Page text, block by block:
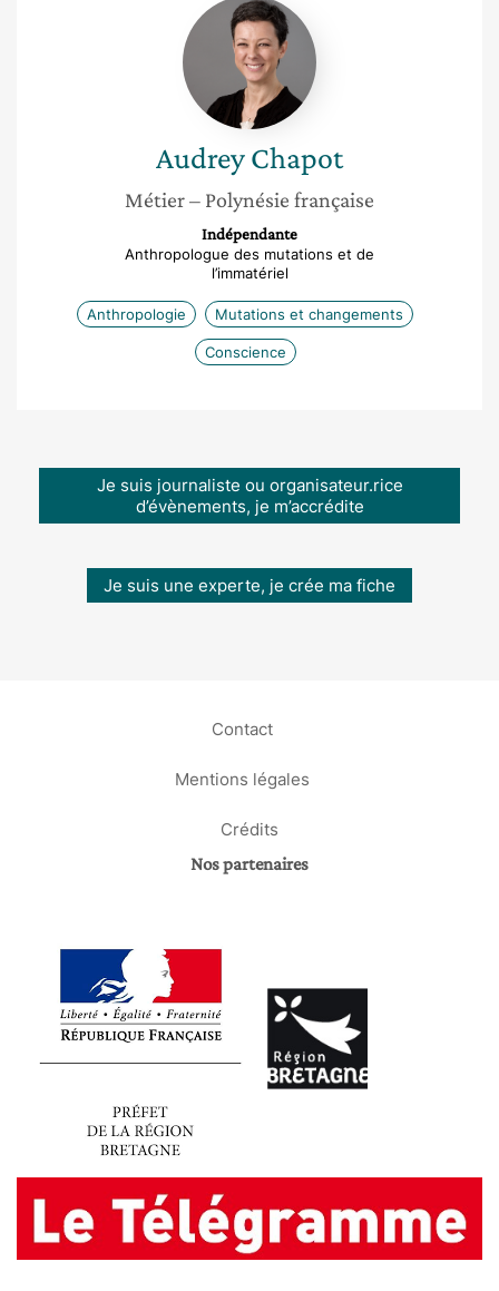
Audrey
Chapot
AudreyChapot
Métier– Polynésie française
Indépendante
Anthropologue des mutations et de
l’immatériel
Anthropologie Mutations et changements
Conscience
Je suis journaliste ou organisateur.rice
d’évènements, je m’accrédite
Je suis une experte, je crée ma fiche
Contact
Mentions légales
Crédits
Nos partenaires